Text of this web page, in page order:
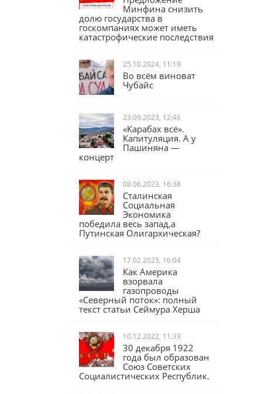
Юрий Афонин:
Предложение
Минфина снизить
долю государства в
госкомпаниях может иметь
25.10.2024, 11:19
Во всём виноват
23.09.2023, 12:46
«Карабах всё».
08.06.2023, 16:38
Сталинская
Социальная
Экономика
победила весь запад,а
17.02.2023, 16:04
Как Америка
взорвала
газопроводы
«Северный поток»: полный
10.12.2022, 11:33
30 декабря 1922
года был образован
Союз Советских